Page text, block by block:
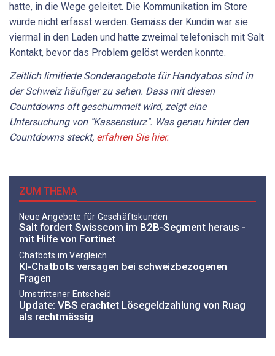
hatte, in die Wege geleitet. Die Kommunikation im Store
würde nicht erfasst werden. Gemäss der Kundin war sie
viermal in den Laden und hatte zweimal telefonisch mit Salt
Kontakt, bevor das Problem gelöst werden konnte.
Zeitlich limitierte Sonderangebote für Handyabos sind in
der Schweiz häufiger zu sehen. Dass mit diesen
Countdowns oft geschummelt wird, zeigt eine
Untersuchung von "Kassensturz". Was genau hinter den
Countdowns steckt, erfahren Sie hier.
ZUM THEMA
Neue Angebote für Geschäftskunden
Salt fordert Swisscom im B2B-Segment heraus -
mit Hilfe von Fortinet
Chatbots im Vergleich
KI-Chatbots versagen bei schweizbezogenen
Fragen
Umstrittener Entscheid
Update: VBS erachtet Lösegeldzahlung von Ruag
als rechtmässig